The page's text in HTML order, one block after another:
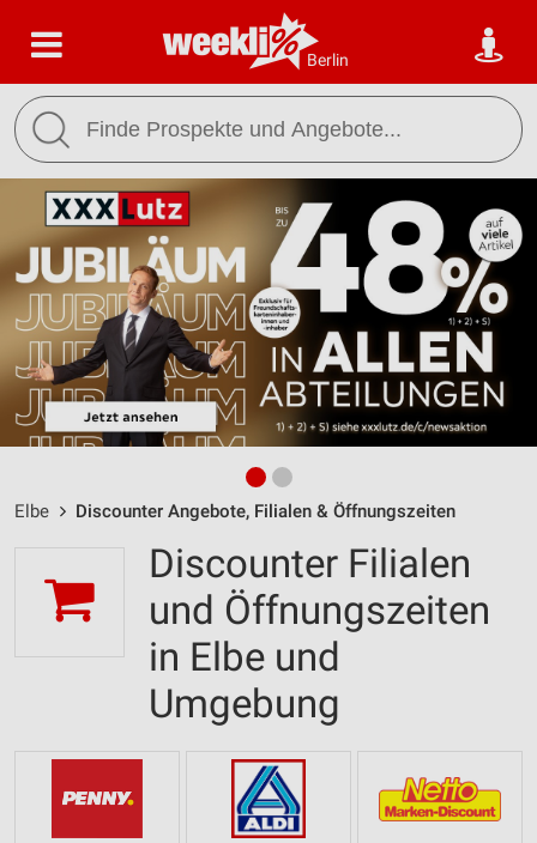
Berlin
Elbe Discounter Angebote, Filialen & Öffnungszeiten
Discounter Filialen
und Öffnungszeiten
in Elbe und
Umgebung